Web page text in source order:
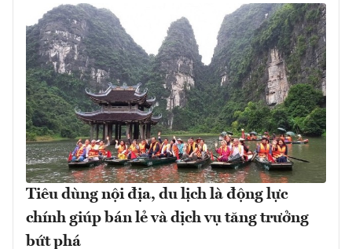
Tiêu dùng nội địa, du lịch là động lực
chính giúp bán lẻ và dịch vụ tăng trưởng
bứt phá